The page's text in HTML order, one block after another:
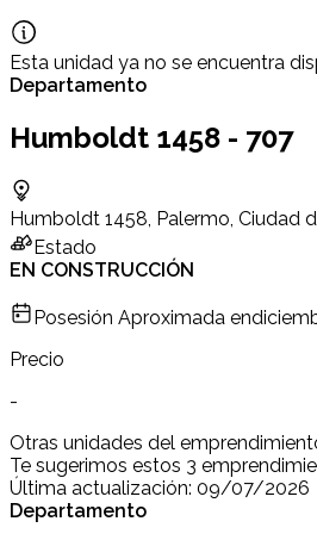
Esta unidad ya no se encuentra
Departamento
Humboldt 1458 - 707
Humboldt 1458, Palermo, Ciudad
Estado
EN CONSTRUCCIÓN
Posesión Aproximada en
Precio
-
Otras unidades del
Te sugerimos estos 3
Última actualización: 09/07/2026
Departamento